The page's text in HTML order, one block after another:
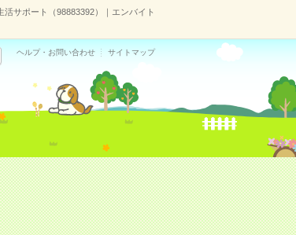
サポート（98883392）｜エンバイト
ヘルプ・お問い合わせ サイトマップ